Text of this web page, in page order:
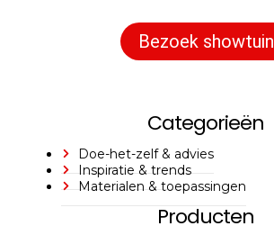
Bezoek showtuin
Categorieën
Doe-het-zelf & advies
Inspiratie & trends
Materialen & toepassingen
Producten